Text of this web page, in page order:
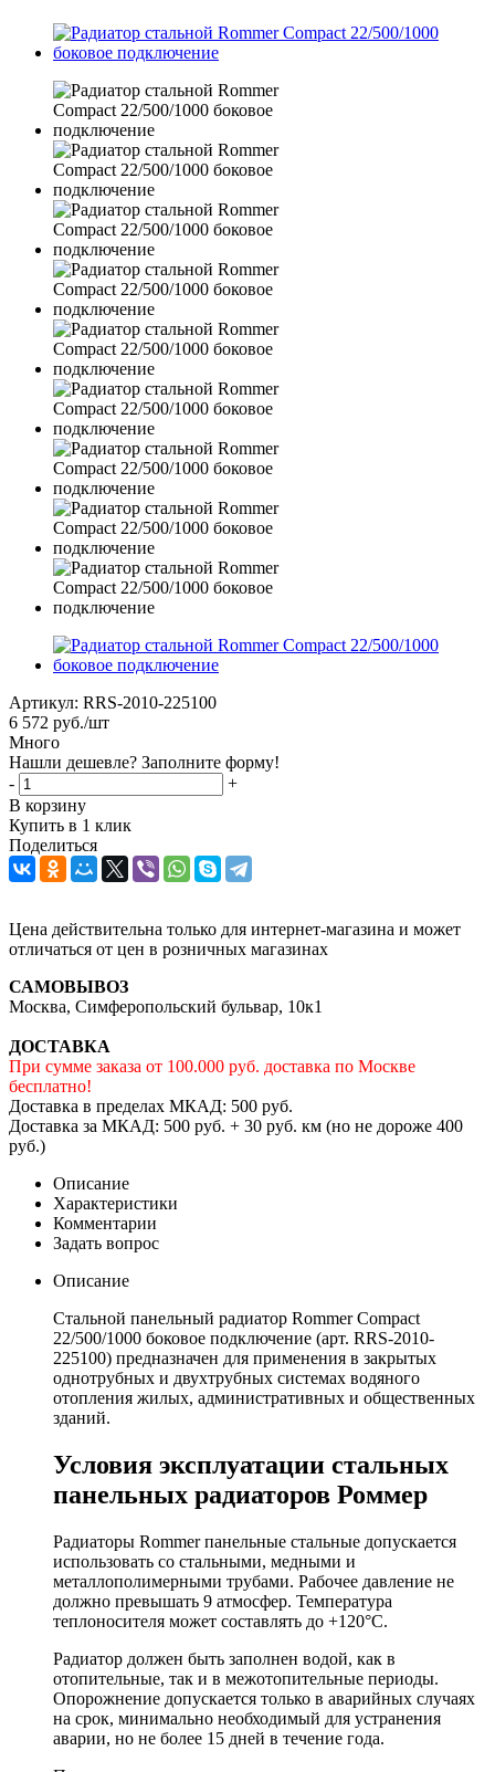
Артикул: RRS-2010-225100
6 572 руб./шт
Много
Нашли дешевле? Заполните форму!
-
+
В корзину
Купить в 1 клик
Поделиться
Цена действительна только для интернет-магазина и может
отличаться от цен в розничных магазинах
САМОВЫВОЗ
Москва, Симферопольский бульвар, 10к1
ДОСТАВКА
При сумме заказа от 100.000 руб. доставка по Москве
бесплатно!
Доставка в пределах МКАД: 500 руб.
Доставка за МКАД: 500 руб. + 30 руб. км (но не дороже 400
руб.)
Описание
Характеристики
Комментарии
Задать вопрос
Описание
Стальной панельный радиатор Rommer Compact
22/500/1000 боковое подключение (арт. RRS-2010-
225100) предназначен для применения в закрытых
однотрубных и двухтрубных системах водяного
отопления жилых, административных и общественных
зданий.
Условия эксплуатации стальных
панельных радиаторов Роммер
Радиаторы Rommer панельные стальные допускается
использовать со стальными, медными и
металлополимерными трубами. Рабочее давление не
должно превышать 9 атмосфер. Температура
теплоносителя может составлять до +120°C.
Радиатор должен быть заполнен водой, как в
отопительные, так и в межотопительные периоды.
Опорожнение допускается только в аварийных случаях
на срок, минимально необходимый для устранения
аварии, но не более 15 дней в течение года.